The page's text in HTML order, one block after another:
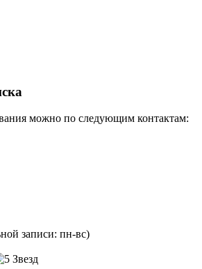
можно по следующим контактам:
записи: пн-вс)